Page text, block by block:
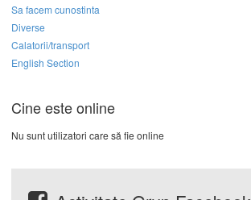
Sa facem cunostinta
Diverse
Calatorii/transport
English Section
Cine este online
Nu sunt utilizatori care să fie online